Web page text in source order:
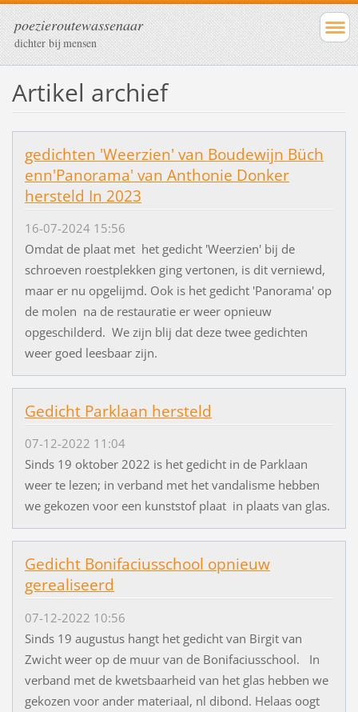
poezieroutewassenaar
dichter bij mensen
Artikel archief
gedichten 'Weerzien' van Boudewijn Büch
enn'Panorama' van Anthonie Donker
hersteld In 2023
16-07-2024 15:56
Omdat de plaat met het gedicht 'Weerzien' bij de
schroeven roestplekken ging vertonen, is dit verniewd,
maar er nu opgelijmd. Ook is het gedicht 'Panorama' op
de molen na de restauratie er weer opnieuw
opgeschilderd. We zijn blij dat deze twee gedichten
weer goed leesbaar zijn.
Gedicht Parklaan hersteld
07-12-2022 11:04
Sinds 19 oktober 2022 is het gedicht in de Parklaan
weer te lezen; in verband met het vandalisme hebben
we gekozen voor een kunststof plaat in plaats van glas.
Gedicht Bonifaciusschool opnieuw
gerealiseerd
07-12-2022 10:56
Sinds 19 augustus hangt het gedicht van Birgit van
Zwicht weer op de muur van de Bonifaciusschool. In
verband met de kwetsbaarheid van het glas hebben we
gekozen voor ander materiaal, nl dibond. Helaas oogt